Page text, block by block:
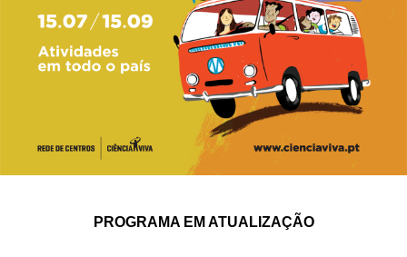
PROGRAMA EM ATUALIZAÇÃO